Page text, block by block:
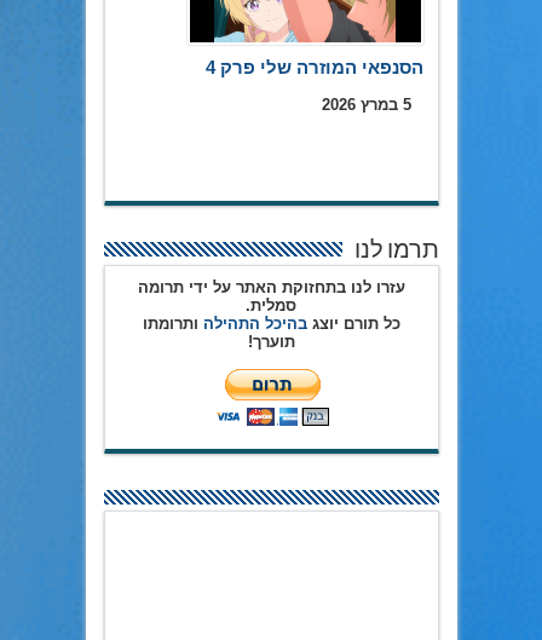
הסנפאי המוזרה שלי פרק 4
5 במרץ 2026
תרמו לנו
עזרו לנו בתחזוקת האתר על ידי תרומה
סמלית.
כל תורם יוצגבהיכל התהילה ותרומתו
תוערך!